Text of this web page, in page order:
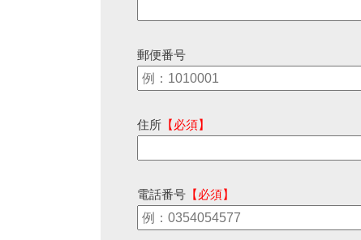
郵便番号
住所 【必須】
電話番号 【必須】